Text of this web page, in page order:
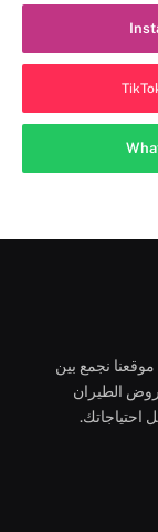
نجمع بين
الطيران
احتياجاتك.